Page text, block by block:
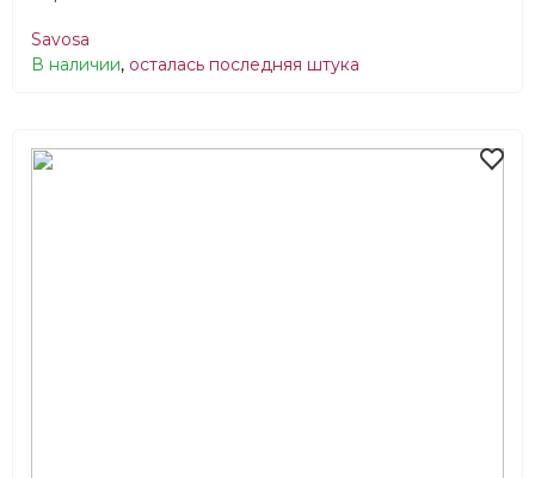
Savosa
В наличии, осталась последняя штука